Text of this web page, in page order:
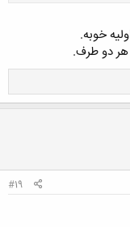
خوبه.
دو طرف.
#19